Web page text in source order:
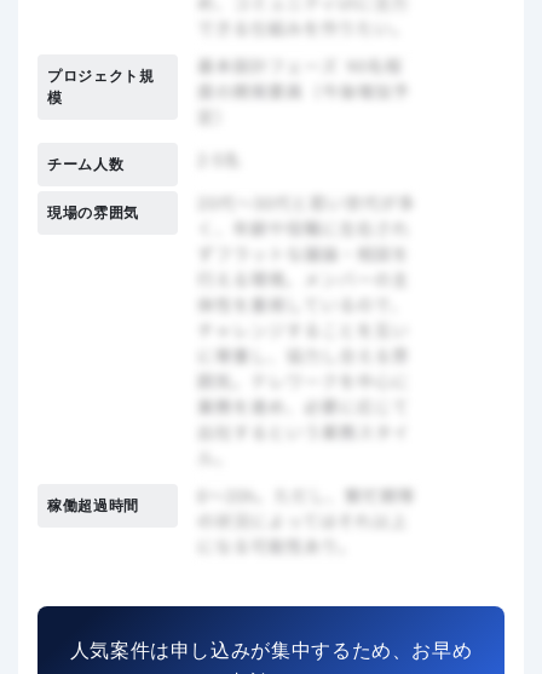
プロジェクト規
模
チーム人数
現場の雰囲気
稼働超過時間
人気案件は申し込みが集中するため、お早め